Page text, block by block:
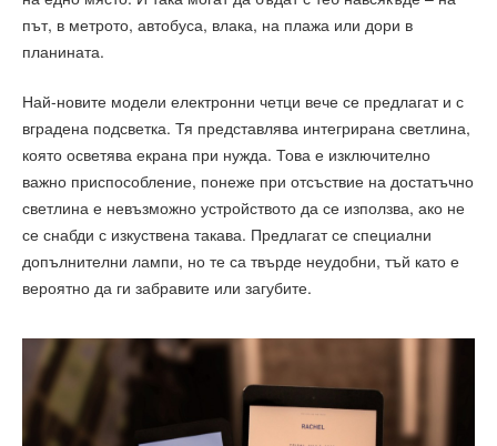
път, в метрото, автобуса, влака, на плажа или дори в
планината.
Най-новите модели електронни четци вече се предлагат и с
вградена подсветка. Тя представлява интегрирана светлина,
която осветява екрана при нужда. Това е изключително
важно приспособление, понеже при отсъствие на достатъчно
светлина е невъзможно устройството да се използва, ако не
се снабди с изкуствена такава. Предлагат се специални
допълнителни лампи, но те са твърде неудобни, тъй като е
вероятно да ги забравите или загубите.